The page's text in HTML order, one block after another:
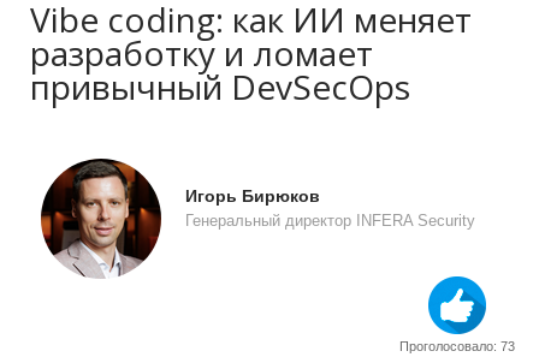
Vibe coding: как ИИ меняет
разработку и ломает
привычный DevSecOps
Игорь Бирюков
Генеральный директор INFERA Security
Проголосовало: 73